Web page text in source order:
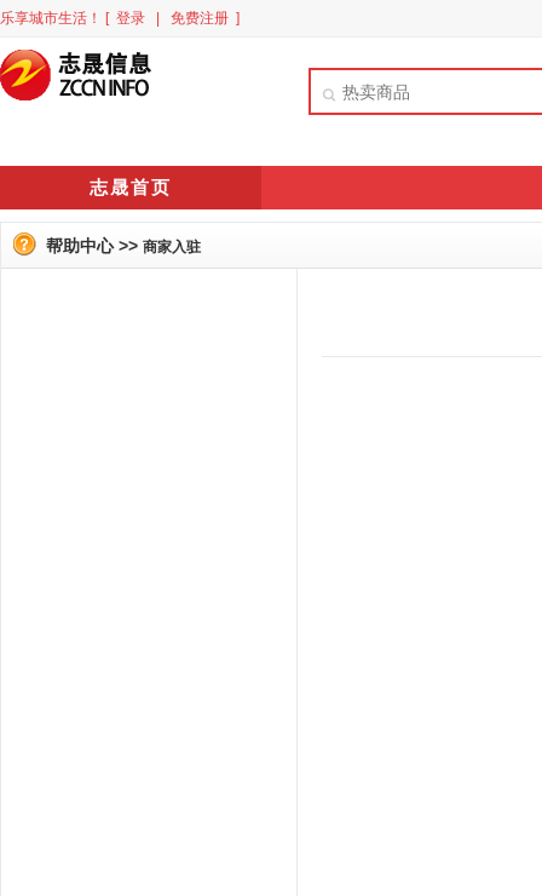
乐享城市生活！ [ 登录 免费注册 ]
志晟首页
帮助中心 >> 商家入驻